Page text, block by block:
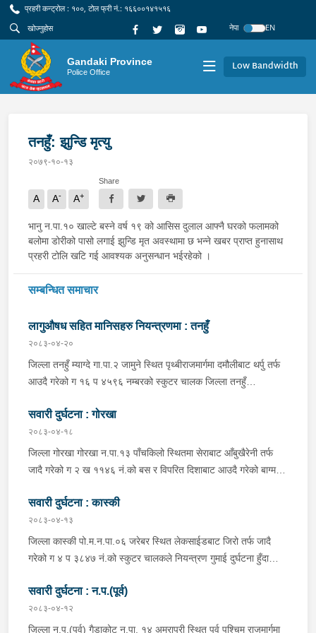
प्रहरी कन्ट्रोल : १००, टोल फ्री नं.: १६६००१४१५१६
नेपा
EN
Gandaki Province
Police Office Low Bandwidth
तनहुँ: झुन्डि मृत्यु
२०७९-१०-१३
A A- A+
Share
भानु न.पा.१० खाल्टे बस्ने वर्ष १९ को आसिस दुलाल आफ्नै घरको फलामको
बलोमा डोरीको पासो लगाई झुन्डि मृत अवस्थामा छ भन्ने खबर प्राप्त हुनासाथ
प्रहरी टोलि खटि गई आवश्यक अनुसन्धान भईरहेको ।
सम्बन्धित समाचार
लागुऔषध सहित मानिसहरु नियन्त्रणमा : तनहुँ
२०८३-०४-२०
जिल्ला तनहुँ म्याग्दे गा.पा.२ जामुने स्थित पृथ्बीराजमार्गमा दमौलीबाट थर्पु तर्फ
आउदै गरेको ग १६ प ४५९६ नम्बरको स्कुटर चालक जिल्ला तनहुँ
ऐ.५ बस्ने बर्ष ३४ को नरजंग राना स्कुटर रोकी सर्भिस लेनमा बसीरहेको
अबस्थामा थर्पुबाट खटिएको प्रहरी टोलिले शंकास्पद लागि चेकजाँच गर्ने
क्रममा निज अमन पौडेलको साथबाट र स्कुटरको डिक्की भित्रबाट गरी
प्रतिबन्धित लागुऔषध फेनारागन ११ एम्पुल, डाइजेपाम ११ एम्पुल, नुर्फिन ११
भइरहेको ।
सवारी दुर्घटना : गोरखा
२०८३-०४-१८
जिल्ला गोरखा गोरखा न.पा.१३ पाँचकिलो स्थितमा सेराबाट आँबुखैरेनी तर्फ
जादै गरेको ग २ ख ११४६ नं.को बस र विपरित दिशाबाट आउदै गरेको बाग्मती
जिल्ला गोरखा सहिदलखन गा.पा.१ बक्राङ बस्ने वर्ष ३४ को विवश वि.क,
सवार वर्ष २७ को शंकर बिश्वकर्मा, शंकर वि.क को छोरी १५ महिनाकी प्रभा
विश्वकर्मा, बस चालक जिल्ला गोरखा पालुङटार न.पा.६ बस्ने वर्ष ३० को
मिलन गुरुङ. गोरखा न.पा.१३ देउराली बस्ने वर्ष ४२ को कृष्णा राम नराल
पठाएको ।
सवारी दुर्घटना : कास्की
२०८३-०४-१३
जिल्ला कास्की पो.म.न.पा.०६ जरेबर स्थित लेकसाईडबाट जिरो तर्फ जादै
गरेको ग ४ प ३८४७ नं.को स्कुटर चालकले नियन्त्रण गुमाई दुर्घटना हुँदा
अर्चलबोट बस्ने बर्ष २४ कि शान्ति नेपाली घाईते भई उपचारको लागि G.M.C
अस्पताल पठाइएको ।
सवारी दुर्घटना : न.प.(पूर्व)
२०८३-०४-१२
जिल्ला न.प.(पूर्व) गैडाकोट न.पा. १४ अमरापुरी स्थित पूर्व पश्चिम राजमार्गमा